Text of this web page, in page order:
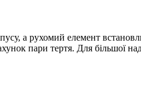
а рухомий елемент
пари тертя. Для більшої